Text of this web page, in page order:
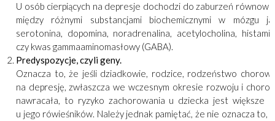
U osób cierpiących na depresje dochodzi do zaburzeń
między różnymi substancjami biochemicznymi w mózgu
serotonina, dopomina, noradrenalina, acetylocholina,
czy kwas gammaaminomasłowy (GABA).
Predyspozycje, czyli geny.
Oznacza to, że jeśli dziadkowie, rodzice, rodzeństwo
na depresję, zwłaszcza we wczesnym okresie rozwoju i
nawracała, to ryzyko zachorowania u dziecka jest większe
u jego rówieśników. Należy jednak pamiętać, że nie oznacza to,